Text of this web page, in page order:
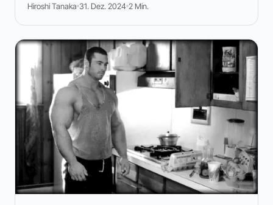
Hiroshi Tanaka 31. Dez. 2024 2 Min.